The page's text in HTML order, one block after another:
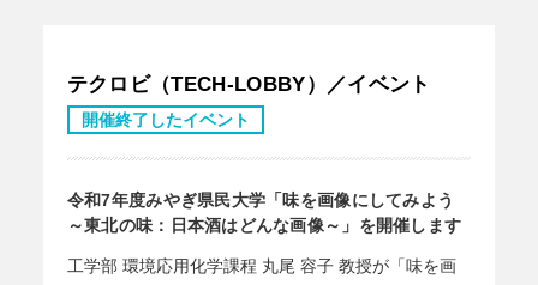
テクロビ（TECH-LOBBY）／イベント
開催終了したイベント
令和7年度みやぎ県民大学「味を画像にしてみよう
～東北の味：日本酒はどんな画像～」を開催します
工学部 環境応用化学課程 丸尾 容子 教授が「味を画